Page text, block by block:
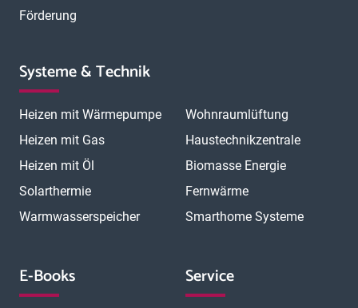
Förderung
Systeme & Technik
Heizen mit Wärmepumpe
Heizen mit Gas
Heizen mit Öl
Solarthermie
Warmwasserspeicher
Wohnraumlüftung
Haustechnikzentrale
Biomasse Energie
Fernwärme
Smarthome Systeme
E-Books Service